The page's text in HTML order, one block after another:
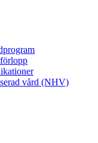
vård (NHV)